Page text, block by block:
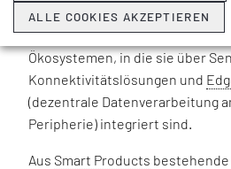
transformative Wirkung
cyberphysischen Netzwerken,
Ökosystemen, in die sie über
Konnektivitätslösungen und
(dezentrale Datenverarbeitung
Peripherie) integriert sind.
Aus Smart Products
ALLE COOKIES AKZEPTIEREN